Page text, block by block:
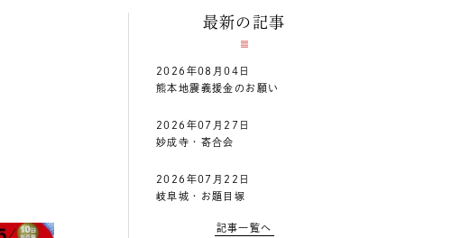
最新の記事
2026年08月04日
熊本地震義援金のお願い
2026年07月27日
妙成寺・寄合会
2026年07月22日
岐阜城・お題目塚
記事一覧へ